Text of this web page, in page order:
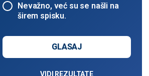
Nevažno, već su se našli na
širem spisku.
GLASAJ
VIDI REZULTATE